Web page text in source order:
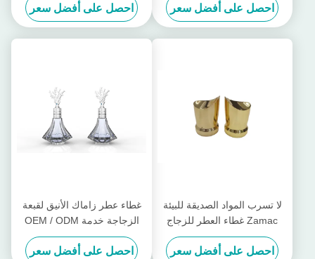
احصل على أفضل سعر احصل على أفضل سعر
لا تسرب المواد الصديقة للبيئة
Zamac غطاء العطر للزجاج
زجاجة العطر
احصل على أفضل سعر
غطاء عطر زاماك الأنيق لقبعة
الزجاجة خدمة OEM / ODM
متوفرة
احصل على أفضل سعر